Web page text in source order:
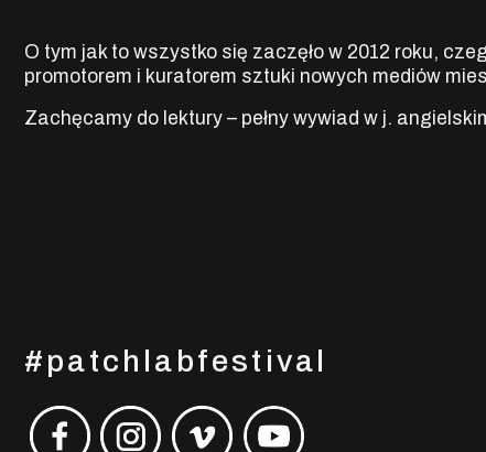
O tym jak to wszystko się zaczęło w 2012 roku,
promotorem i kuratorem sztuki nowych mediów
Zachęcamy do lektury – pełny wywiad w j.
#patchlabfestival